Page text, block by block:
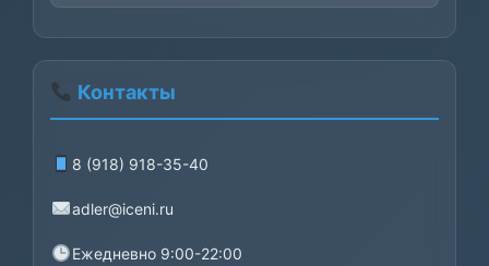
Контакты
8 (918) 918-35-40
adler@iceni.ru
Ежедневно 9:00-22:00